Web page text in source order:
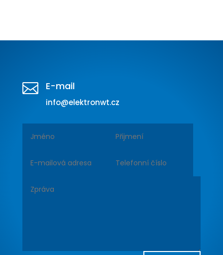
 E-mail
info@elektronwt.cz